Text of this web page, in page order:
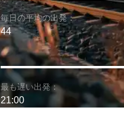
毎日の平均の出発：
44
最も遅い出発：
21:00